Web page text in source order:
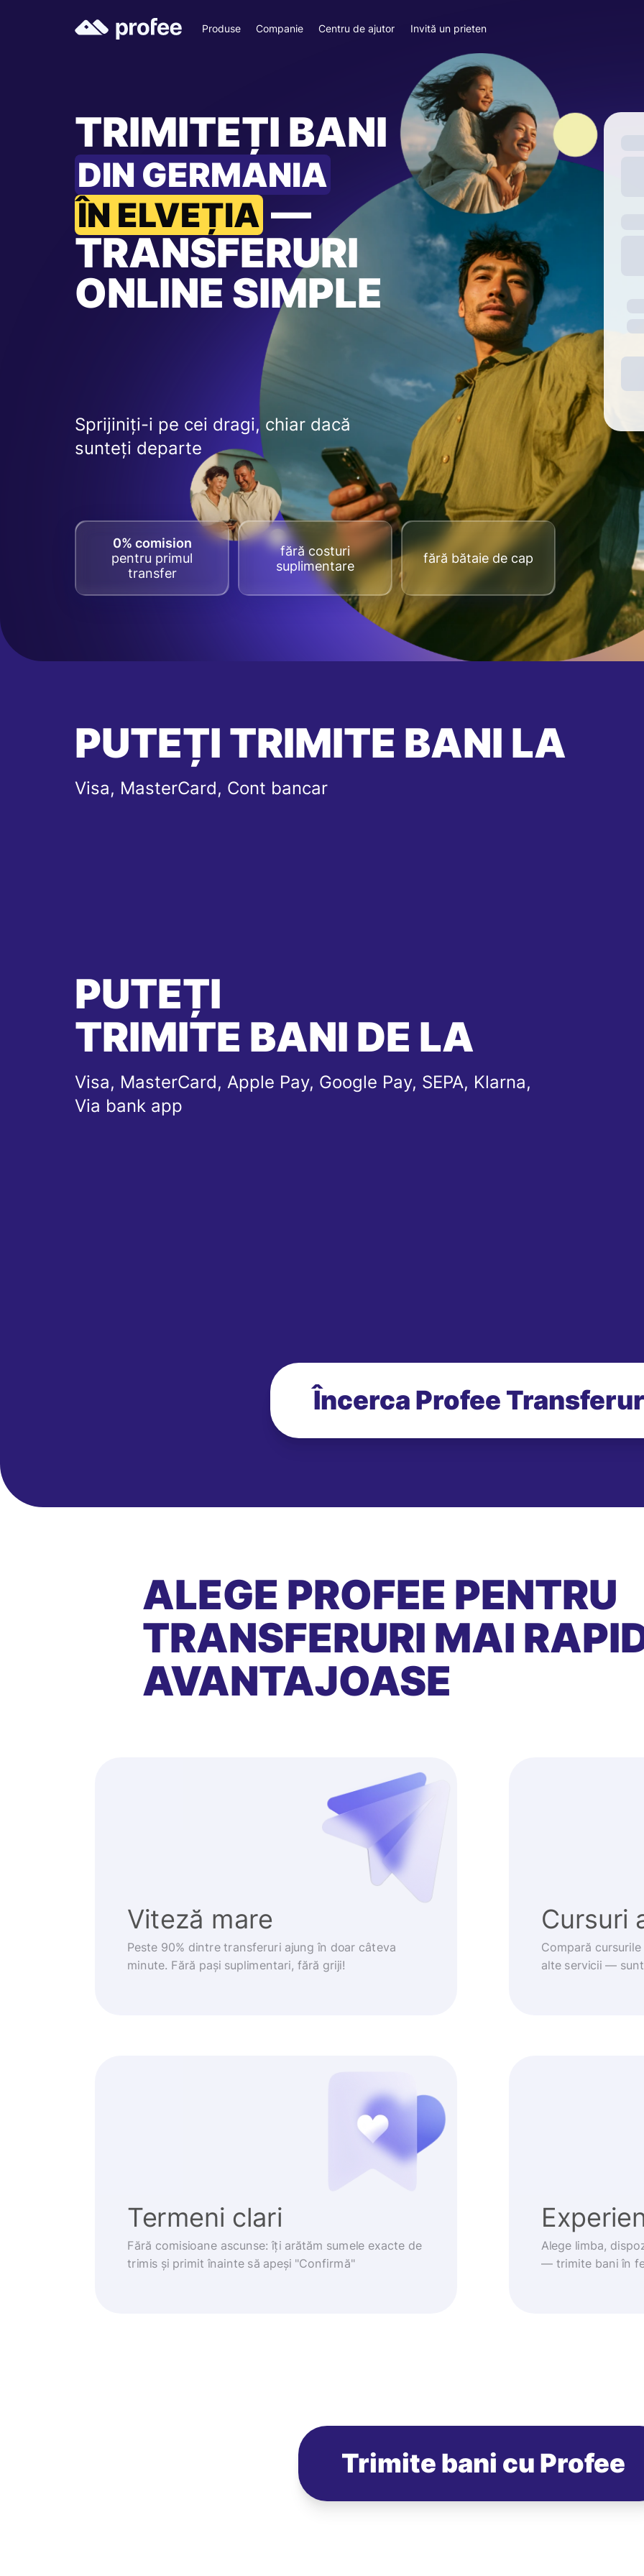
Produse Companie Centru de ajutor Invită un prieten
TRIMITEȚI BANI
DIN GERMANIA
ÎN ELVEȚIA —
TRANSFERURI
ONLINE SIMPLE
Sprijiniți-i pe cei dragi, chiar dacă
sunteți departe
0% comision
pentru primul
transfer
fără costuri
suplimentare
fără bătaie de cap
PUTEȚI TRIMITE BANI LA
Visa, MasterCard, Cont bancar
PUTEȚI
TRIMITE BANI DE LA
Visa, MasterCard, Apple Pay, Google Pay, SEPA, Klarna,
Via bank app
Încerca Profee
ALEGE PROFEE PENTRU
TRANSFERURI MAI
AVANTAJOASE
Viteză mare
Peste 90% dintre transferuri ajung în doar câteva
minute. Fără pași suplimentari, fără griji!
Cursuri
Compară
alte servicii —
Termeni clari
Fără comisioane ascunse: îți arătăm sumele exacte de
trimis și primit înainte să apeși "Confirmă"
Alege limba,
— trimite bani în
Trimite bani cu Profee